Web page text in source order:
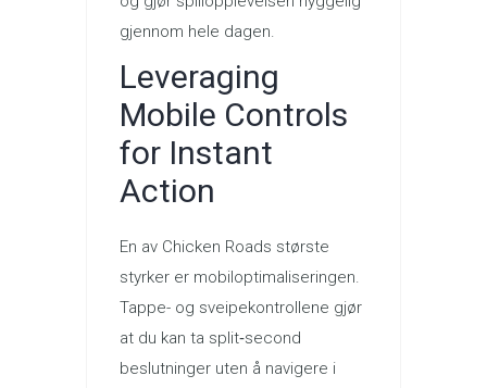
gjennom hele dagen.
Leveraging
Mobile Controls
for Instant
Action
En av Chicken Roads største
styrker er mobiloptimaliseringen.
Tappe- og sveipekontrollene gjør
at du kan ta split‑second
beslutninger uten å navigere i